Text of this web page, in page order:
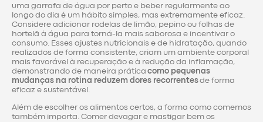
uma garrafa de água por perto e beber regularmente ao
longo do dia é um hábito simples, mas extremamente eficaz.
Considere adicionar rodelas de limão, pepino ou folhas de
hortelã à água para torná-la mais saborosa e incentivar o
consumo. Esses ajustes nutricionais e de hidratação, quando
realizados de forma consistente, criam um ambiente corporal
mais favorável à recuperação e à redução da inflamação,
demonstrando de maneira prática como pequenas
mudanças na rotina reduzem dores recorrentesde forma
eficaz e sustentável.
Além de escolher os alimentos certos, a forma como comemos
também importa. Comer devagar e mastigar bem os